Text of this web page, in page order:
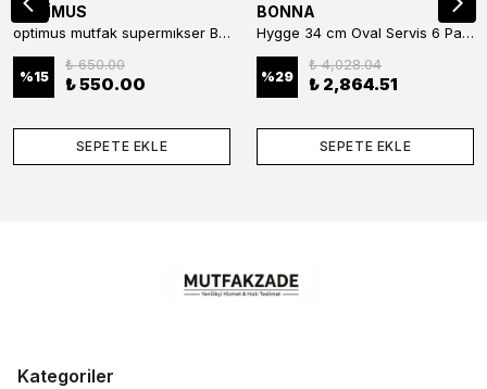
OPTİMUS
optimus mutfak supermıkser Bar Konteyner 6'lı 50×16×9 cm Kapaklı Polikarbon Organizer Bar & Kafe
%15
₺ 650.00
₺ 550.00
SEPETE EKLE
BONNA
Hygge 34 cm Oval Servis 6 Parça
%29
₺ 4,028.04
₺ 2,864.51
SEPETE EKLE
Kategoriler